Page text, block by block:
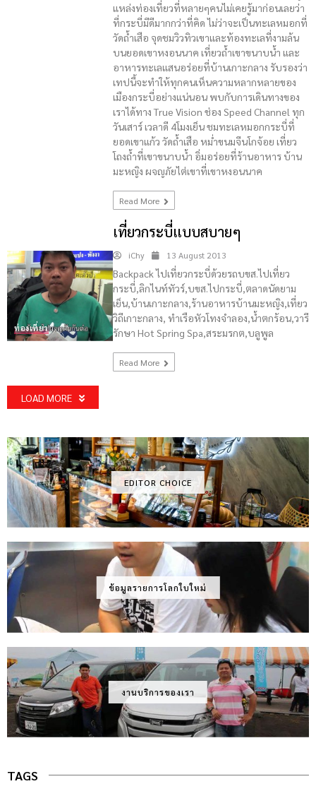
แหล่งท่องเที่ยวที่หลายๆคนไม่เคยรู้มาก่อนเลยว่า
ที่กระบี่มีดีมากกว่าที่คิด ไม่ว่าจะเป็นทะเลหมอกที่
วัดถ้ำเสือ จุดชมวิวทิวเขาและท้องทะเลที่งามล้น
บนยอดเขาหงอนนาค เที่ยวถ้ำเขาขนาบน้ำ และ
อาหารทะเลแสนอร่อยที่บ้านเกาะกลาง รับรองว่า
เทปนี้จะทำให้ทุกคนเห็นความหลากหลายของ
เมืองกระบี่อย่างแน่นอน พบกับการเดินทางของ
เราได้ทาง True Vision ช่อง Speed Channel ทุก
วันเสาร์ เวลาดี 4โมงเย็น ชมทะเลหมอกกระบี่ที่
ยอดเขาแก้ว วัดถ้ำเสือ หม่ำขนมจีนโกจ้อย เที่ยว
โถงถ้ำที่เขาขนาบน้ำ อิ่มอร่อยที่ร้านอาหาร บ้าน
มะหญิง ผจญภัยไต่เขาที่เขาหงอนนาค
Read More
ท่องเที่ยว
เที่ยวกระบี่แบบสบายๆ
iChy 13 August 2013
Backpack ไปเที่ยวกระบี่ด้วยรถบขส.ไปเที่ยว
กระบี่,ลิกไนท์ทัวร์,บขส.ไปกระบี่,ตลาดนัดยาม
เย็น,บ้านเกาะกลาง,ร้านอาหารบ้านมะหญิง,เที่ยว
วิถีเกาะกลาง, ทำเรือหัวโทงจำลอง,น้ำตกร้อน,วารี
รักษา Hot Spring Spa,สระมรกต,บลูพูล
Read More
LOAD MORE
EDITOR CHOICE
ข้อมูลรายการโลกใบใหม่
งานบริการของเรา
TAGS